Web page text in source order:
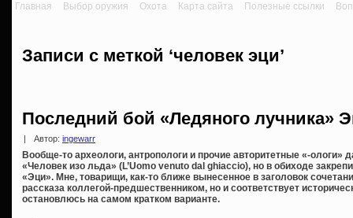
Главная Выбор оружия Охота Карта сайта Полезные ссылки
Записи с меткой ‘человек эци’
Последний бой «Ледяного лучника»
Автор: ingewarr
Вообще-то археологи, антропологи и прочие авторитетные «-ологи»
«Человек изо льда» (L’Uomo venuto dal ghiaccio), но в обиходе
«Эци». Мне, товарищи, как-то ближе вынесенное в заголовок
рассказа коллегой-предшественником, но и соответствует
остановлюсь на самом кратком варианте.